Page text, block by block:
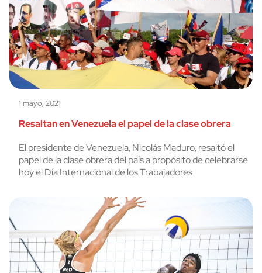
1 mayo, 2021
Resaltan en Venezuela el papel de la clase obrera
El presidente de Venezuela, Nicolás Maduro, resaltó el
papel de la clase obrera del país a propósito de celebrarse
hoy el Día Internacional de los Trabajadores